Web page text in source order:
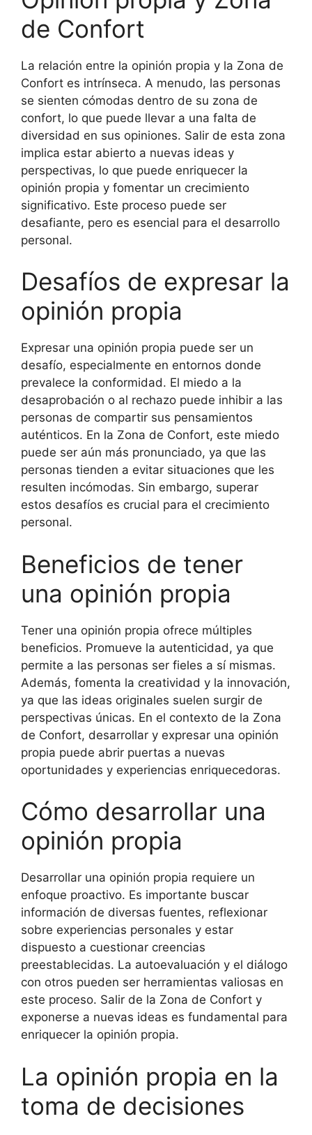
de Confort
La relación entre la opinión propia y la Zona de
Confort es intrínseca. A menudo, las personas
se sienten cómodas dentro de su zona de
confort, lo que puede llevar a una falta de
diversidad en sus opiniones. Salir de esta zona
implica estar abierto a nuevas ideas y
perspectivas, lo que puede enriquecer la
opinión propia y fomentar un crecimiento
significativo. Este proceso puede ser
desafiante, pero es esencial para el desarrollo
personal.
Desafíos de expresar la
opinión propia
Expresar una opinión propia puede ser un
desafío, especialmente en entornos donde
prevalece la conformidad. El miedo a la
desaprobación o al rechazo puede inhibir a las
personas de compartir sus pensamientos
auténticos. En la Zona de Confort, este miedo
puede ser aún más pronunciado, ya que las
personas tienden a evitar situaciones que les
resulten incómodas. Sin embargo, superar
estos desafíos es crucial para el crecimiento
personal.
Beneficios de tener
una opinión propia
Tener una opinión propia ofrece múltiples
beneficios. Promueve la autenticidad, ya que
permite a las personas ser fieles a sí mismas.
Además, fomenta la creatividad y la innovación,
ya que las ideas originales suelen surgir de
perspectivas únicas. En el contexto de la Zona
de Confort, desarrollar y expresar una opinión
propia puede abrir puertas a nuevas
oportunidades y experiencias enriquecedoras.
Cómo desarrollar una
opinión propia
Desarrollar una opinión propia requiere un
enfoque proactivo. Es importante buscar
información de diversas fuentes, reflexionar
sobre experiencias personales y estar
dispuesto a cuestionar creencias
preestablecidas. La autoevaluación y el diálogo
con otros pueden ser herramientas valiosas en
este proceso. Salir de la Zona de Confort y
exponerse a nuevas ideas es fundamental para
enriquecer la opinión propia.
La opinión propia en la
toma de decisiones